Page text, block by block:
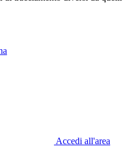
Accedi all'area